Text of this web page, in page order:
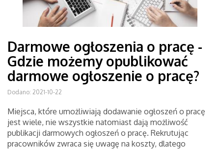
Darmowe ogłoszenia o pracę -
Gdzie możemy opublikować
darmowe ogłoszenie o pracę?
Dodano: 2021-10-22
Miejsca, które umożliwiają dodawanie ogłoszeń o pracę
jest wiele, nie wszystkie natomiast dają możliwość
publikacji darmowych ogłoszeń o pracę. Rekrutując
pracowników zwraca się uwagę na koszty, dlatego